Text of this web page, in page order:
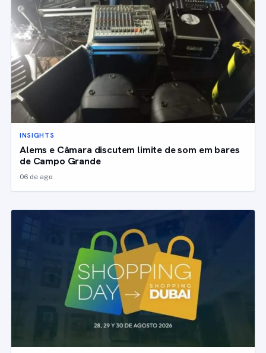
INSIGHTS
Alems e Câmara discutem limite de som em bares
de Campo Grande
06 de ago.